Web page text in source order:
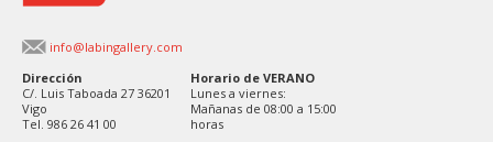
info@labingallery.com
Dirección
C/. Luis Taboada 27 36201
Vigo
Tel. 986 26 41 00
Horario de VERANO
Lunes a viernes:
Mañanas de 08:00 a 15:00
horas